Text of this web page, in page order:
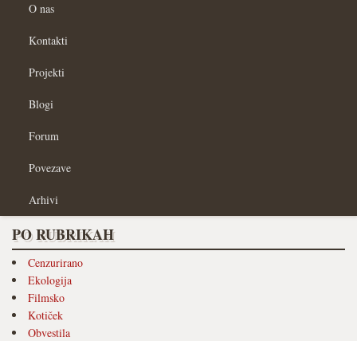
O nas
Kontakti
Projekti
Blogi
Forum
Povezave
Arhivi
PO RUBRIKAH
Cenzurirano
Ekologija
Filmsko
Kotiček
Obvestila